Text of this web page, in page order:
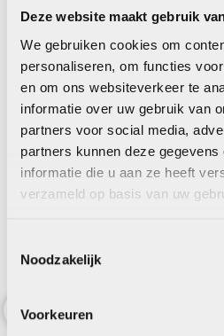
Deze website maakt gebruik
We gebruiken cookies om
personaliseren, om functies
en om ons websiteverkeer te
informatie over uw gebruik van
partners voor social media,
partners kunnen deze
informatie die u aan ze heeft
verzameld op basis van uw
Noodzakelijk
Voorkeuren
Bekijk alle accessoires
Xlc